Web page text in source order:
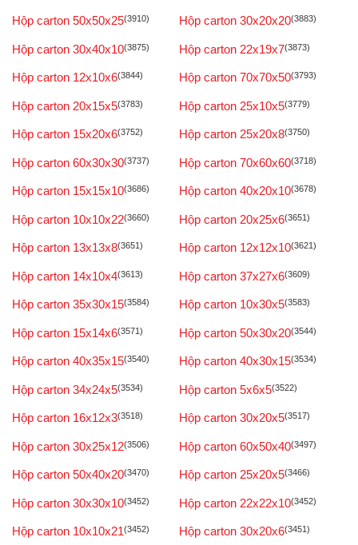
Hộp carton 50x50x25(3910) Hộp carton 30x20x20(3883)
Hộp carton 30x40x10(3875) Hộp carton 22x19x7(3873)
Hộp carton 12x10x6(3844) Hộp carton 70x70x50(3793)
Hộp carton 20x15x5(3783) Hộp carton 25x10x5(3779)
Hộp carton 15x20x6(3752) Hộp carton 25x20x8(3750)
Hộp carton 60x30x30(3737) Hộp carton 70x60x60(3718)
Hộp carton 15x15x10(3686) Hộp carton 40x20x10(3678)
Hộp carton 10x10x22(3660) Hộp carton 20x25x6(3651)
Hộp carton 13x13x8(3651) Hộp carton 12x12x10(3621)
Hộp carton 14x10x4(3613) Hộp carton 37x27x6(3609)
Hộp carton 35x30x15(3584) Hộp carton 10x30x5(3583)
Hộp carton 15x14x6(3571) Hộp carton 50x30x20(3544)
Hộp carton 40x35x15(3540) Hộp carton 40x30x15(3534)
Hộp carton 34x24x5(3534) Hộp carton 5x6x5(3522)
Hộp carton 16x12x3(3518) Hộp carton 30x20x5(3517)
Hộp carton 30x25x12(3506) Hộp carton 60x50x40(3497)
Hộp carton 50x40x20(3470) Hộp carton 25x20x5(3466)
Hộp carton 30x30x10(3452) Hộp carton 22x22x10(3452)
Hộp carton 10x10x21(3452) Hộp carton 30x20x6(3451)